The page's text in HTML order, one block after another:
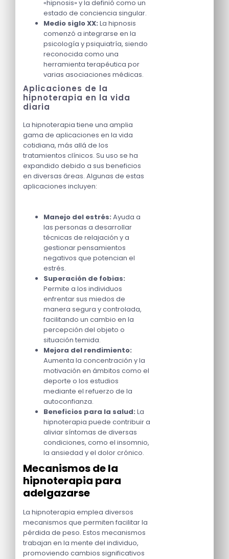
«hipnosis» y la definió como un
estado de conciencia singular.
Medio siglo XX: La hipnosis
comenzó a integrarse en la
psicología y psiquiatría, siendo
reconocida como una
herramienta terapéutica por
varias asociaciones médicas.
Aplicaciones de la
hipnoterapia en la vida
diaria
La hipnoterapia tiene una amplia
gama de aplicaciones en la vida
cotidiana, más allá de los
tratamientos clínicos. Su uso se ha
expandido debido a sus beneficios
en diversas áreas. Algunas de estas
aplicaciones incluyen:
Manejo del estrés: Ayuda a
las personas a desarrollar
técnicas de relajación y a
gestionar pensamientos
negativos que potencian el
estrés.
Superación de fobias:
Permite a los individuos
enfrentar sus miedos de
manera segura y controlada,
facilitando un cambio en la
percepción del objeto o
situación temida.
Mejora del rendimiento:
Aumenta la concentración y la
motivación en ámbitos como el
deporte o los estudios
mediante el refuerzo de la
autoconfianza.
Beneficios para la salud: La
hipnoterapia puede contribuir a
aliviar síntomas de diversas
condiciones, como el insomnio,
la ansiedad y el dolor crónico.
Mecanismos de la
hipnoterapia para
adelgazarse
La hipnoterapia emplea diversos
mecanismos que permiten facilitar la
pérdida de peso. Estos mecanismos
trabajan en la mente del individuo,
promoviendo cambios significativos